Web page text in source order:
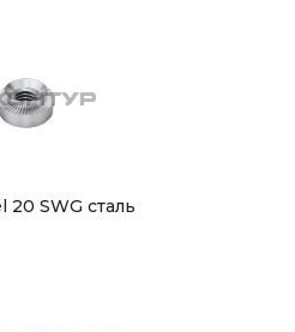
20 SWG сталь